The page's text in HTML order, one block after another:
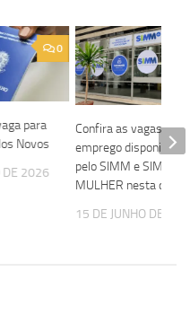
0
para
Novos
DE 2026
Confira as vagas de
emprego
pelo SIMM e SIMM
MULHER nesta
15 DE JUNHO DE